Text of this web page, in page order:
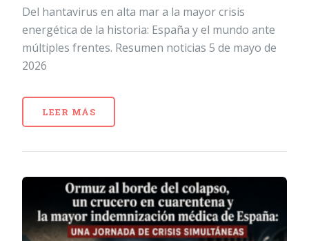
Del hantavirus en alta mar a la mayor crisis
energética de la historia: España y el mundo ante
múltiples frentes. Resumen noticias 5 de mayo de
2026
LEER MÁS